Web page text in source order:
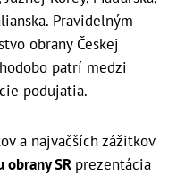
Pravidelným
obrany Českej
patrí medzi
podujatia.
a najväčších zážitkov
SR prezentácia